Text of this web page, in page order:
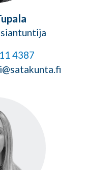
4387